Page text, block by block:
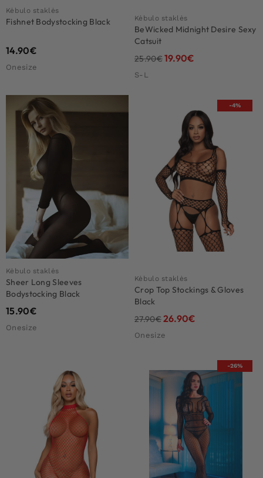
Kėbulo staklės
Fishnet Bodystocking Black
14.90€
Onesize
Kėbulo staklės
BeWicked Midnight Desire Sexy
Catsuit
25.90€19.90€
S-L
Kėbulo staklės
Sheer Long Sleeves
Bodystocking Black
15.90€
Onesize
-4%
Kėbulo staklės
Crop Top Stockings & Gloves
Black
27.90€26.90€
Onesize
-26%